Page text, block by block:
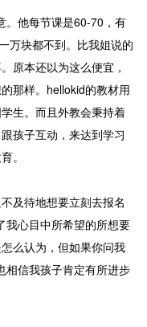
。他每节课是60-70，有
万块都不到。比我姐说的
原本还以为这么便宜，
那样。hellokid的教材用
生。而且外教会秉持着
孩子互动，来达到学习
。
及待地想要立刻去报名
我心目中所希望的所想要
么认为，但如果你问我
相信我孩子肯定有所进步